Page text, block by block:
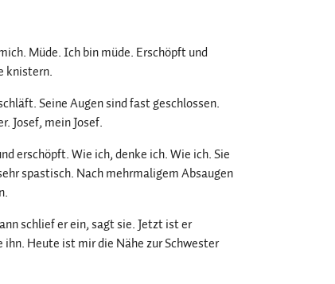
Müde. Ich bin müde. Erschöpft und
knistern.
Seine Augen sind fast geschlossen.
Josef, mein Josef.
erschöpft. Wie ich, denke ich. Wie ich. Sie
spastisch. Nach mehrmaligem Absaugen
schlief er ein, sagt sie. Jetzt ist er
Heute ist mir die Nähe zur Schwester